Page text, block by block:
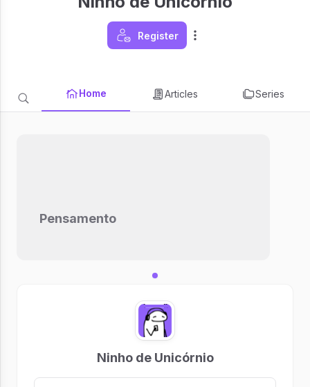
Register
Home Articles Series
Pensamento
Ninho de Unicórnio